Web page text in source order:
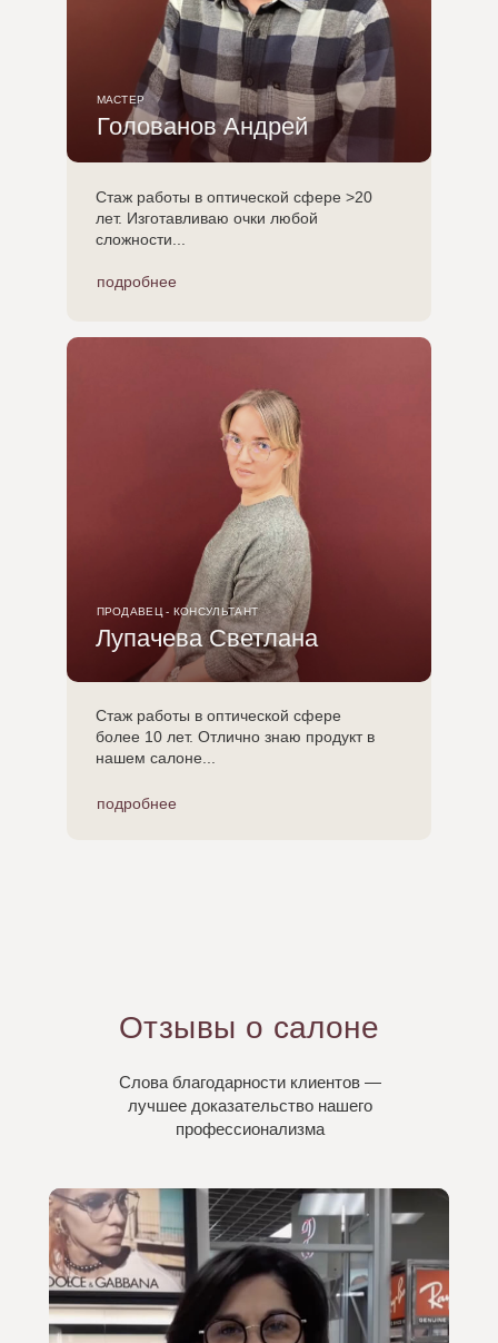
Стаж работы в оптической сфере >20
лет. Изготавливаю очки любой
сложности...
МАСТЕР
Голованов Андрей
подробнее
Стаж работы в оптической сфере
более 10 лет. Отлично знаю продукт в
нашем салоне...
ПРОДАВЕЦ - КОНСУЛЬТАНТ
Лупачева Светлана
подробнее
Отзывы о салоне
Слова благодарности клиентов —
лучшее доказательство нашего
профессионализма